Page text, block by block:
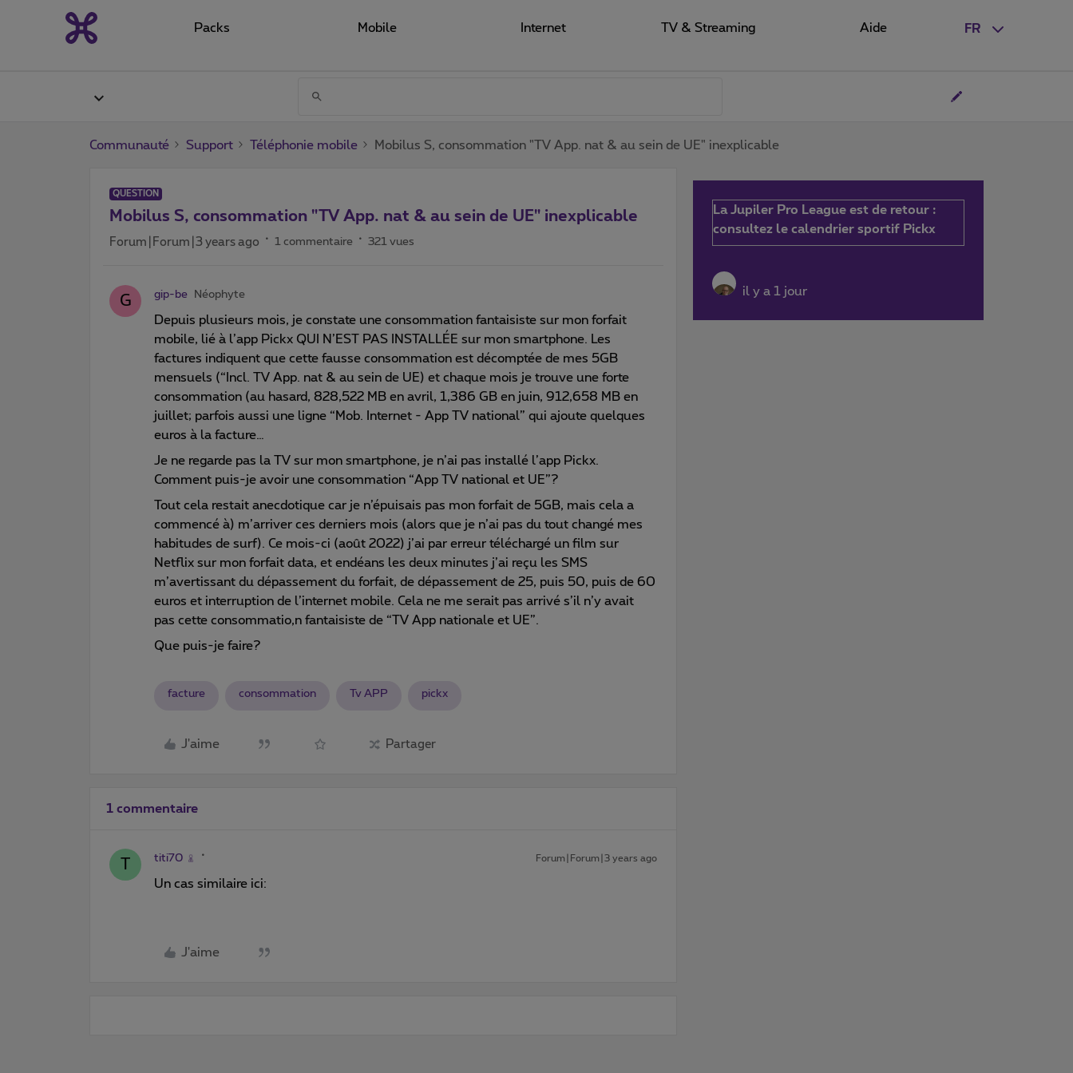
FR
Packs Mobile Internet TV & Streaming Aide
Communauté Support Téléphonie mobile Mobilus S, consommation "TV App. nat & au sein de UE" inexplicable
QUESTION
Mobilus S, consommation "TV App. nat & au sein de UE" inexplicable
Forum|Forum|3 years ago 1 commentaire 321 vues
G gip-be Néophyte
Depuis plusieurs mois, je constate une consommation fantaisiste sur mon forfait
mobile, lié à l’app Pickx QUI N’EST PAS INSTALLÉE sur mon smartphone. Les
factures indiquent que cette fausse consommation est décomptée de mes 5GB
mensuels (“Incl. TV App. nat & au sein de UE) et chaque mois je trouve une forte
consommation (au hasard, 828,522 MB en avril, 1,386 GB en juin, 912,658 MB en
juillet; parfois aussi une ligne “Mob. Internet - App TV national” qui ajoute quelques
euros à la facture…
Je ne regarde pas la TV sur mon smartphone, je n’ai pas installé l’app Pickx.
Comment puis-je avoir une consommation “App TV national et UE”?
Tout cela restait anecdotique car je n’épuisais pas mon forfait de 5GB, mais cela a
commencé à) m’arriver ces derniers mois (alors que je n’ai pas du tout changé mes
habitudes de surf). Ce mois-ci (août 2022) j’ai par erreur téléchargé un film sur
Netflix sur mon forfait data, et endéans les deux minutes j’ai reçu les SMS
m’avertissant du dépassement du forfait, de dépassement de 25, puis 50, puis de 60
euros et interruption de l’internet mobile. Cela ne me serait pas arrivé s’il n’y avait
pas cette consommatio,n fantaisiste de “TV App nationale et UE”.
Que puis-je faire?
facture consommation Tv APP pickx
J'aime Partager
1 commentaire
T titi70 Forum|Forum|3 years ago
Un cas similaire ici:
J'aime
La Jupiler Pro League est de retour :
consultez le calendrier sportif Pickx
il y a 1 jour